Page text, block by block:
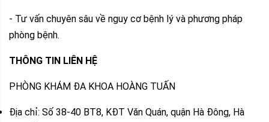
- Tư vấn chuyên sâu về nguy cơ bệnh lý và phương pháp
phòng bệnh.
THÔNG TIN LIÊN HỆ
PHÒNG KHÁM ĐA KHOA HOÀNG TUẤN
Địa chỉ: Số 38-40 BT8, KĐT Văn Quán, quận Hà Đông, Hà